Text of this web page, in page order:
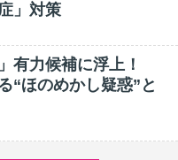
」対策
有力候補に浮上！
“ほのめかし疑惑”と